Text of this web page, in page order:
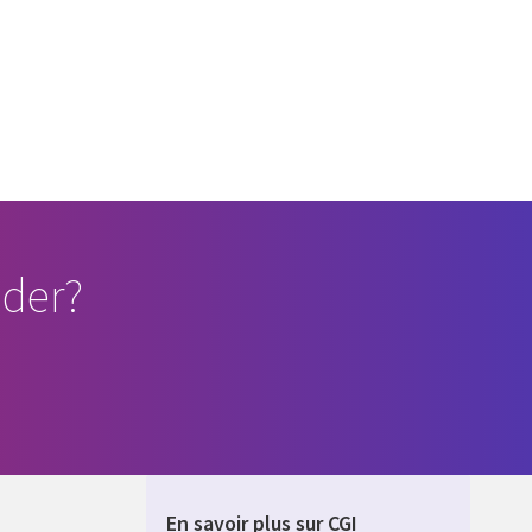
En savoir plus sur CGI